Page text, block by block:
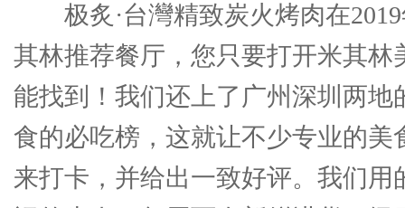
极炙·台灣精致炭火烤肉在
其林推荐餐厅，您只要打开米其林
能找到！我们还上了广州深圳两地
食的必吃榜，这就让不少专业的美
来打卡，并给出一致好评。我们用